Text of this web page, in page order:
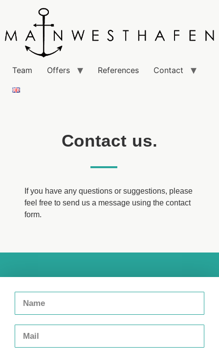
Team Offers References Contact
Contact us.
If you have any questions or suggestions, please
feel free to send us a message using the contact
form.